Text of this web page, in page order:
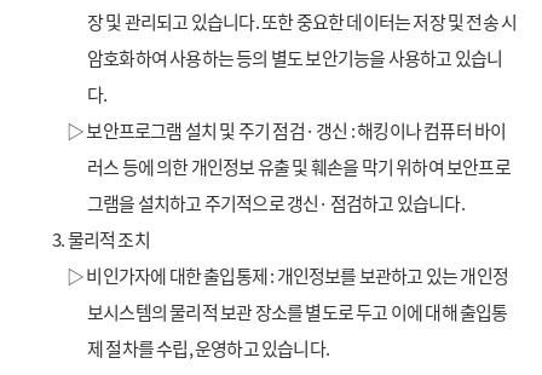
장 및 관리되고 있습니다. 또한 중요한 데이터는 저장 및 전송 시
암호화하여 사용하는 등의 별도 보안기능을 사용하고 있습니
다.
▷ 보안프로그램 설치 및 주기 점검· 갱신 : 해킹이나 컴퓨터 바이
러스 등에 의한 개인정보 유출 및 훼손을 막기 위하여 보안프로
그램을 설치하고 주기적으로 갱신· 점검하고 있습니다.
3. 물리적 조치
▷ 비인가자에 대한 출입통제 : 개인정보를 보관하고 있는 개인정
보시스템의 물리적 보관 장소를 별도로 두고 이에 대해 출입통
제 절차를 수립, 운영하고 있습니다.